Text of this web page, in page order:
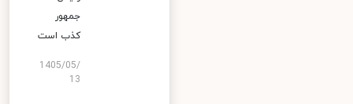
جمهور
کذب است
1405/05/
13